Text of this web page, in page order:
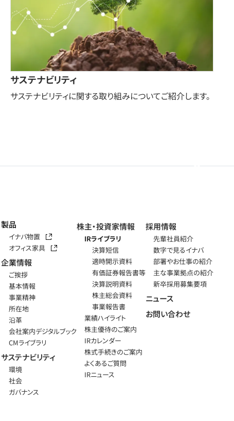
サステナビリティ
サステナビリティに関する取り組みについてご紹介します。
製品
イナバ物置
オフィス家具
企業情報
ご挨拶
基本情報
事業精神
所在地
沿革
会社案内デジタルブック
CMライブラリ
サステナビリティ
環境
社会
ガバナンス
株主・投資家情報
IRライブラリ
決算短信
適時開示資料
有価証券報告書等
決算説明資料
株主総会資料
事業報告書
業績ハイライト
株主優待のご案内
IRカレンダー
株式手続きのご案内
よくあるご質問
IRニュース
採用情報
先輩社員紹介
数字で見るイナバ
部署やお仕事の紹介
主な事業拠点の紹介
新卒採用募集要項
ニュース
お問い合わせ